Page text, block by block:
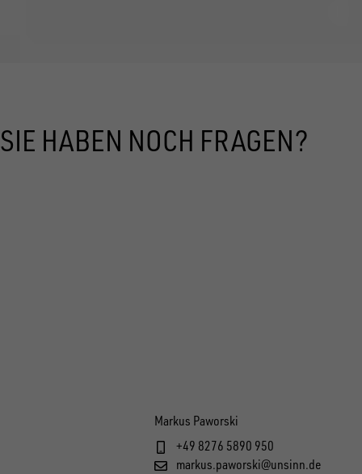
SIE HABEN NOCH FRAGEN?
Markus Paworski
+49 8276 5890 950
markus.paworski@unsinn.de